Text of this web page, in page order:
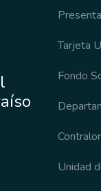
Tarjeta
Fondo
Unidad